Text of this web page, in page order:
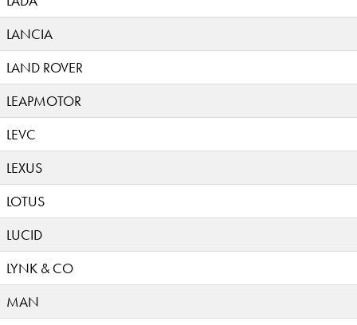
LANCIA
LAND ROVER
LEAPMOTOR
LEVC
LEXUS
LOTUS
LUCID
LYNK & CO
MAN